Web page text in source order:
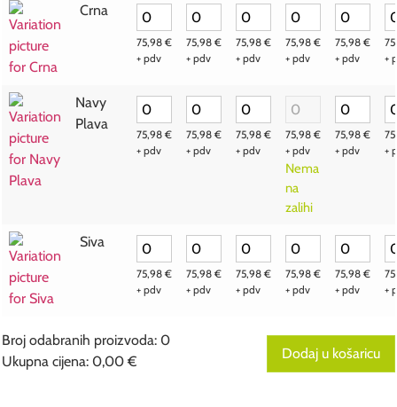
Crna
75,98 €
+ pdv
75,98 €
+ pdv
75,98 €
+ pdv
75,98 €
+ pdv
75,98 €
+ pdv
+
Navy
Plava
75,98 €
+ pdv
75,98 €
+ pdv
75,98 €
+ pdv
75,98 €
+ pdv
Nema
na
zalihi
75,98 €
+ pdv
+
Siva
75,98 €
+ pdv
75,98 €
+ pdv
75,98 €
+ pdv
75,98 €
+ pdv
75,98 €
+ pdv
+
Broj odabranih proizvoda: 0
Ukupna cijena: 0,00 €
Dodaj u košaricu